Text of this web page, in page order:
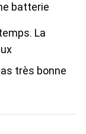
batterie
La
très bonne